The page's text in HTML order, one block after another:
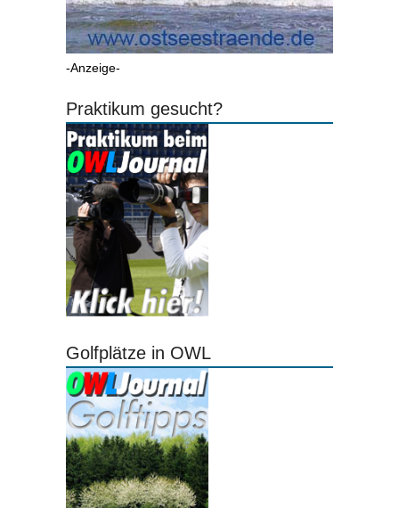
-Anzeige-
Praktikum gesucht?
Golfplätze in OWL